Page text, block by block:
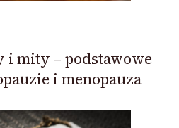
i mity – podstawowe
i menopauza